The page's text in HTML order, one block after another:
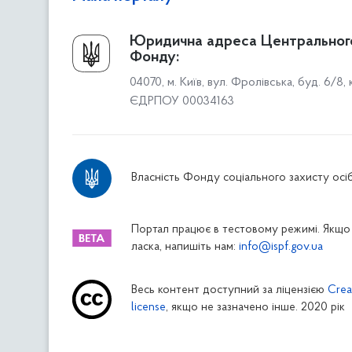
Про Фонд
Керівництво
Структура Фонду
Територіальні відділення
Дніпропетровське відділення
Житомирське відділення
Закарпатське відділення
Запорізьке відділення
Івано-Франківське відділення
Юридична адреса
Фонду:
04070, м. Київ, вул. Фролівська, буд. 6/8,
ЄДРПОУ 00034163
Власність Фонду соціального захисту осіб
Портал працює в тестовому режимі. Якщо
ласка, напишіть нам: info@ispf.gov.ua
Весь контент доступний за ліцензією
license, якщо не зазначено інше. 2020 рік